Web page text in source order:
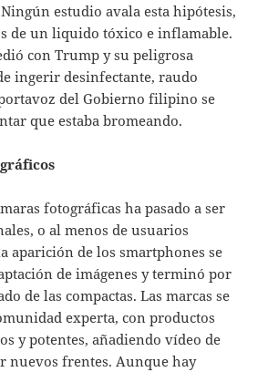
estudio avala esta hipótesis,
de un liquido tóxico e inflamable.
con Trump y su peligrosa
ingerir desinfectante, raudo
del Gobierno filipino se
que estaba bromeando.
fotográficas ha pasado a ser
o al menos de usuarios
aparición de los smartphones se
de imágenes y terminó por
de las compactas. Las marcas se
experta, con productos
y potentes, añadiendo vídeo de
nuevos frentes. Aunque hay